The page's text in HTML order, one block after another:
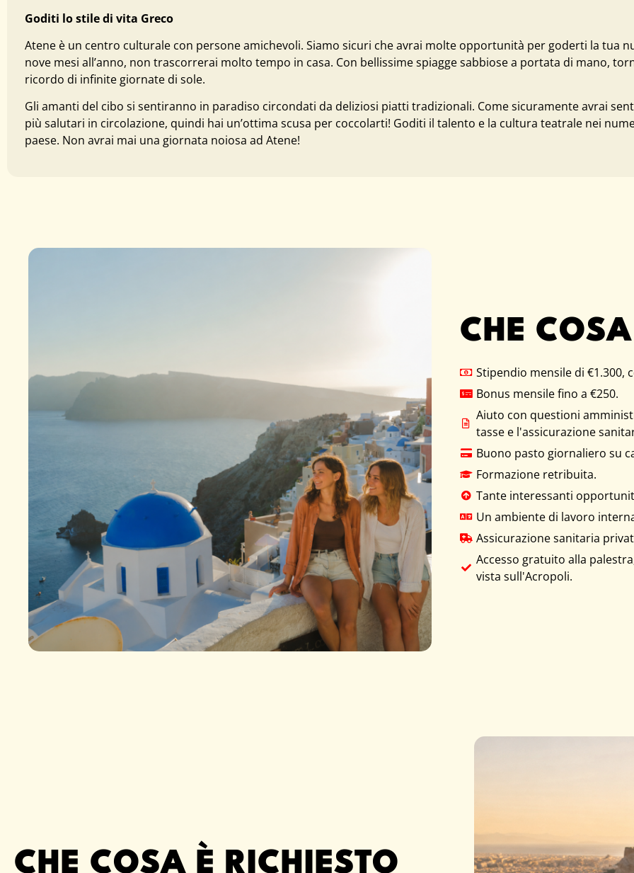
Goditi lo stile di vita Greco
Atene è un centro culturale con persone amichevoli. Siamo sicuri che avrai molte opportunità per goderti la tua
nove mesi all’anno, non trascorrerai molto tempo in casa. Con bellissime spiagge sabbiose a portata di mano,
ricordo di infinite giornate di sole.
Gli amanti del cibo si sentiranno in paradiso circondati da deliziosi piatti tradizionali. Come sicuramente avrai
più salutari in circolazione, quindi hai un’ottima scusa per coccolarti! Goditi il talento e la cultura teatrale nei
paese. Non avrai mai una giornata noiosa ad Atene!
CHE
Stipendio mensile di €1.300,
Bonus mensile fino a €250.​
Aiuto con questioni
tasse e l'assicurazione
Buono pasto giornaliero su
Formazione retribuita.
Tante interessanti
Un ambiente di lavoro
Assicurazione sanitaria
Accesso gratuito alla
vista sull'Acropoli.
CHE COSA È RICHIESTO